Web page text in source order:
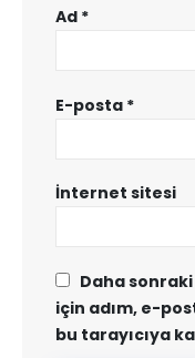
Ad *
E-posta *
İnternet sitesi
Daha
için adım, e-
bu tarayıcıya